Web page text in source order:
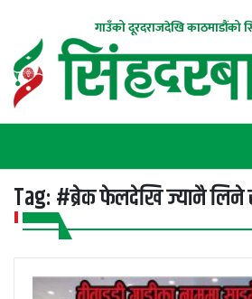
गाउँको दूरदराजदेखि काठमाडौंको
Tag: #ब्रेक फेलदेखि ज्यानै लिने